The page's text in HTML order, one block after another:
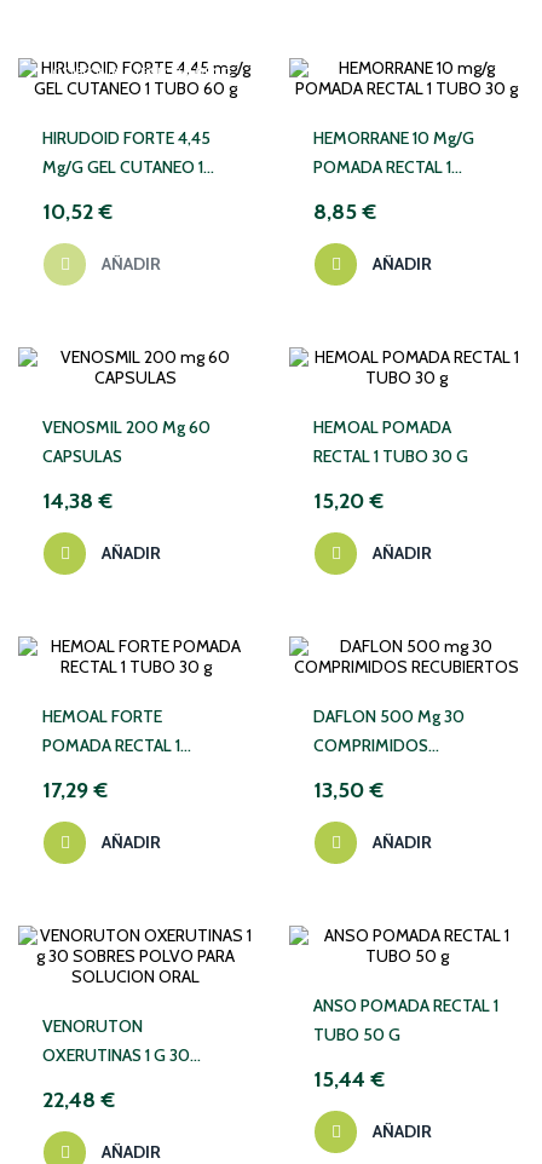
NO DISPONIBLE TEMPORALMENTE
HIRUDOID FORTE 4,45
Mg/g GEL CUTANEO 1
10,52 €
AÑADIR
HEMORRANE 10 Mg/g
POMADA RECTAL 1
8,85 €
AÑADIR
VENOSMIL 200 Mg 60
CAPSULAS
14,38 €
AÑADIR
HEMOAL POMADA
RECTAL 1 TUBO 30 G
15,20 €
AÑADIR
HEMOAL FORTE
POMADA RECTAL 1
17,29 €
AÑADIR
DAFLON 500 Mg 30
COMPRIMIDOS
13,50 €
AÑADIR
VENORUTON
OXERUTINAS 1 G 30
SOLUCION ORAL
22,48 €
AÑADIR
ANSO POMADA RECTAL 1
TUBO 50 G
15,44 €
AÑADIR